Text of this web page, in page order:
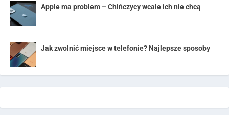
Apple ma problem – Chińczycy wcale ich nie chcą
Jak zwolnić miejsce w telefonie? Najlepsze sposoby